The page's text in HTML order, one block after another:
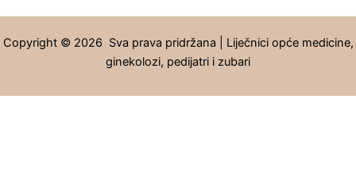
Copyright © 2026 Sva prava pridržana | Liječnici opće medicine,
ginekolozi, pedijatri i zubari